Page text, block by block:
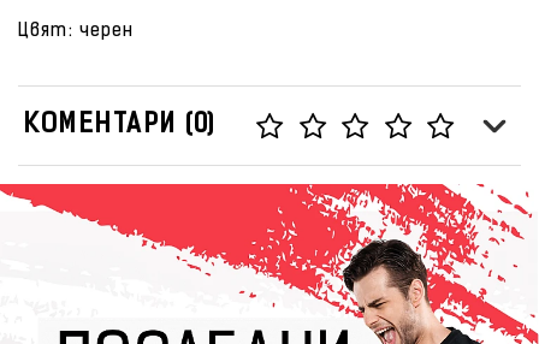
Цвят: черен
КОМЕНТАРИ (0)